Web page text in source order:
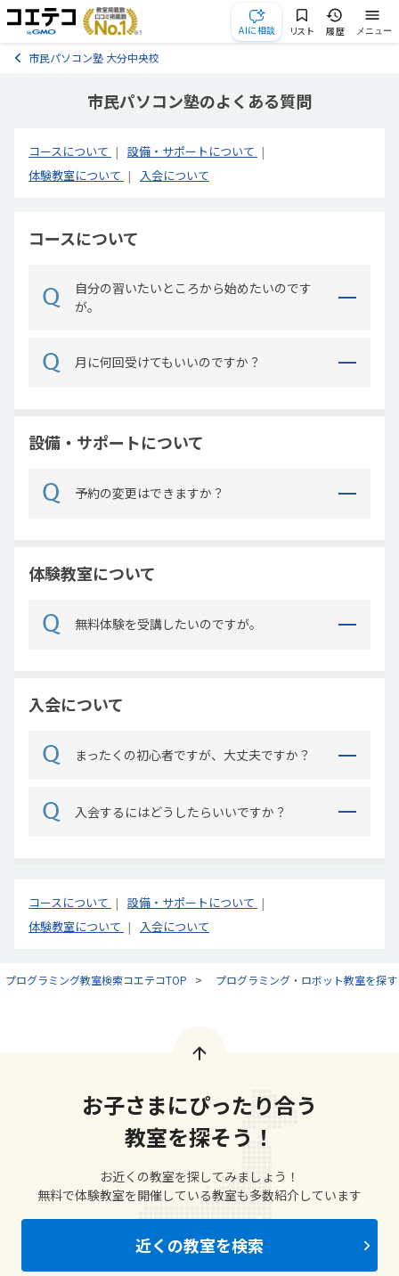
AIに相談 リスト 履歴 メニュー
市民パソコン塾 大分中央校
市民パソコン塾のよくある質問
コースについて
設備・サポートについて
体験教室について
入会について
コースについて
自分の習いたいところから始めたいのです
が。
月に何回受けてもいいのですか？
設備・サポートについて
予約の変更はできますか？
体験教室について
無料体験を受講したいのですが。
入会について
まったくの初心者ですが、大丈夫ですか？
入会するにはどうしたらいいですか？
コースについて
設備・サポートについて
体験教室について
入会について
プログラミング教室検索コエテコTOP プログラミング・ロボット教室を探す
お子さまにぴったり合う
教室を探そう！
お近くの教室を探してみましょう！
無料で体験教室を開催している教室も多数紹介しています
近くの教室を検索